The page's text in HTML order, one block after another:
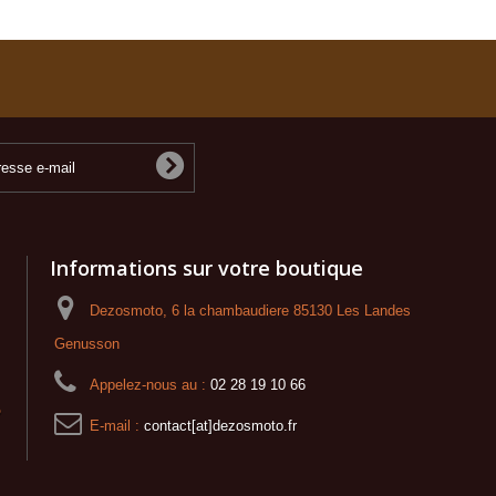
Informations sur votre boutique
Dezosmoto, 6 la chambaudiere 85130 Les Landes
Genusson
Appelez-nous au : 02 28 19 10 66
E-mail : contact[at]dezosmoto.fr